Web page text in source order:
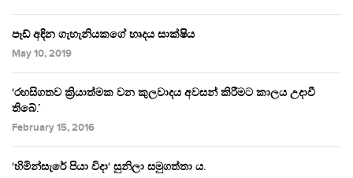
පෑඩ් අඳින ගැහැනියකගේ හෘදය සාක්ෂිය
May 10, 2019
‘රහසිගතව ක්‍රියාත්මක වන කුලවාදය අවසන් කිරීමට කාලය උදාවී
තිබේ.’
February 15, 2016
‘හිමින්සැරේ පියා විදා‘ සුනිලා සමුගත්තා ය.